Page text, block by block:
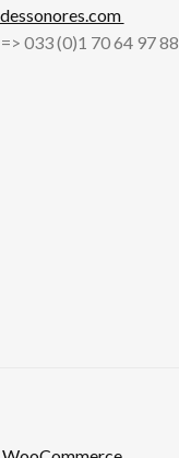
033 (0)1 70 64 97 88